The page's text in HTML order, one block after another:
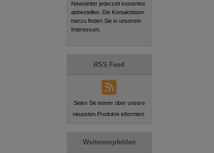
Newsletter jederzeit kostenlos
abbestellen. Die Kontaktdaten
hierzu finden Sie in unserem
Impressum.
RSS Feed
Seien Sie immer über unsere
neuesten Produkte informiert.
Weiterempfehlen